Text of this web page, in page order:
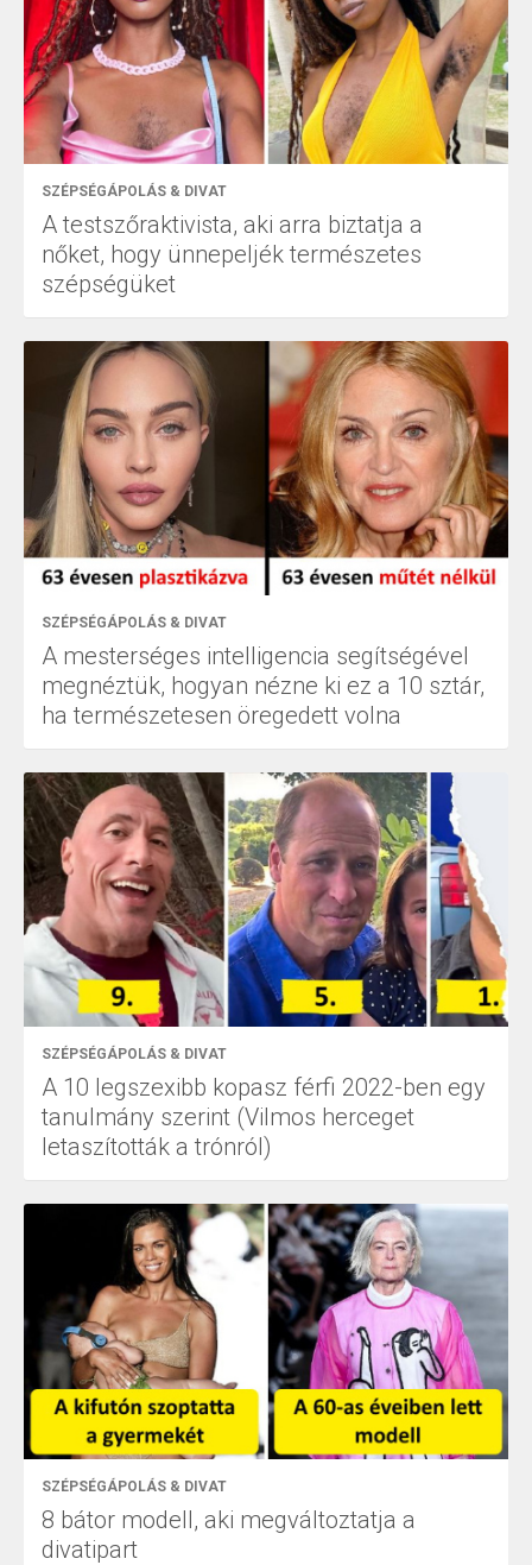
SZÉPSÉGÁPOLÁS & DIVAT
A testszőraktivista, aki arra biztatja a
nőket, hogy ünnepeljék természetes
szépségüket
SZÉPSÉGÁPOLÁS & DIVAT
A mesterséges intelligencia segítségével
megnéztük, hogyan nézne ki ez a 10 sztár,
ha természetesen öregedett volna
SZÉPSÉGÁPOLÁS & DIVAT
A 10 legszexibb kopasz férfi 2022-ben egy
tanulmány szerint (Vilmos herceget
letaszították a trónról)
SZÉPSÉGÁPOLÁS & DIVAT
8 bátor modell, aki megváltoztatja a
divatipart